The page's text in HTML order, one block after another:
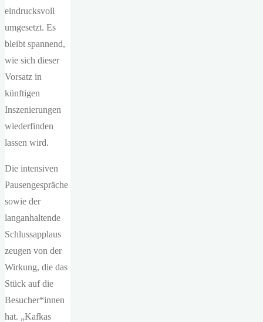
eindrucksvoll
umgesetzt. Es
bleibt spannend,
wie sich dieser
Vorsatz in
künftigen
Inszenierungen
wiederfinden
lassen wird.
Die intensiven
Pausengespräche
sowie der
langanhaltende
Schlussapplaus
zeugen von der
Wirkung, die das
Stück auf die
Besucher*innen
hat. „Kafkas